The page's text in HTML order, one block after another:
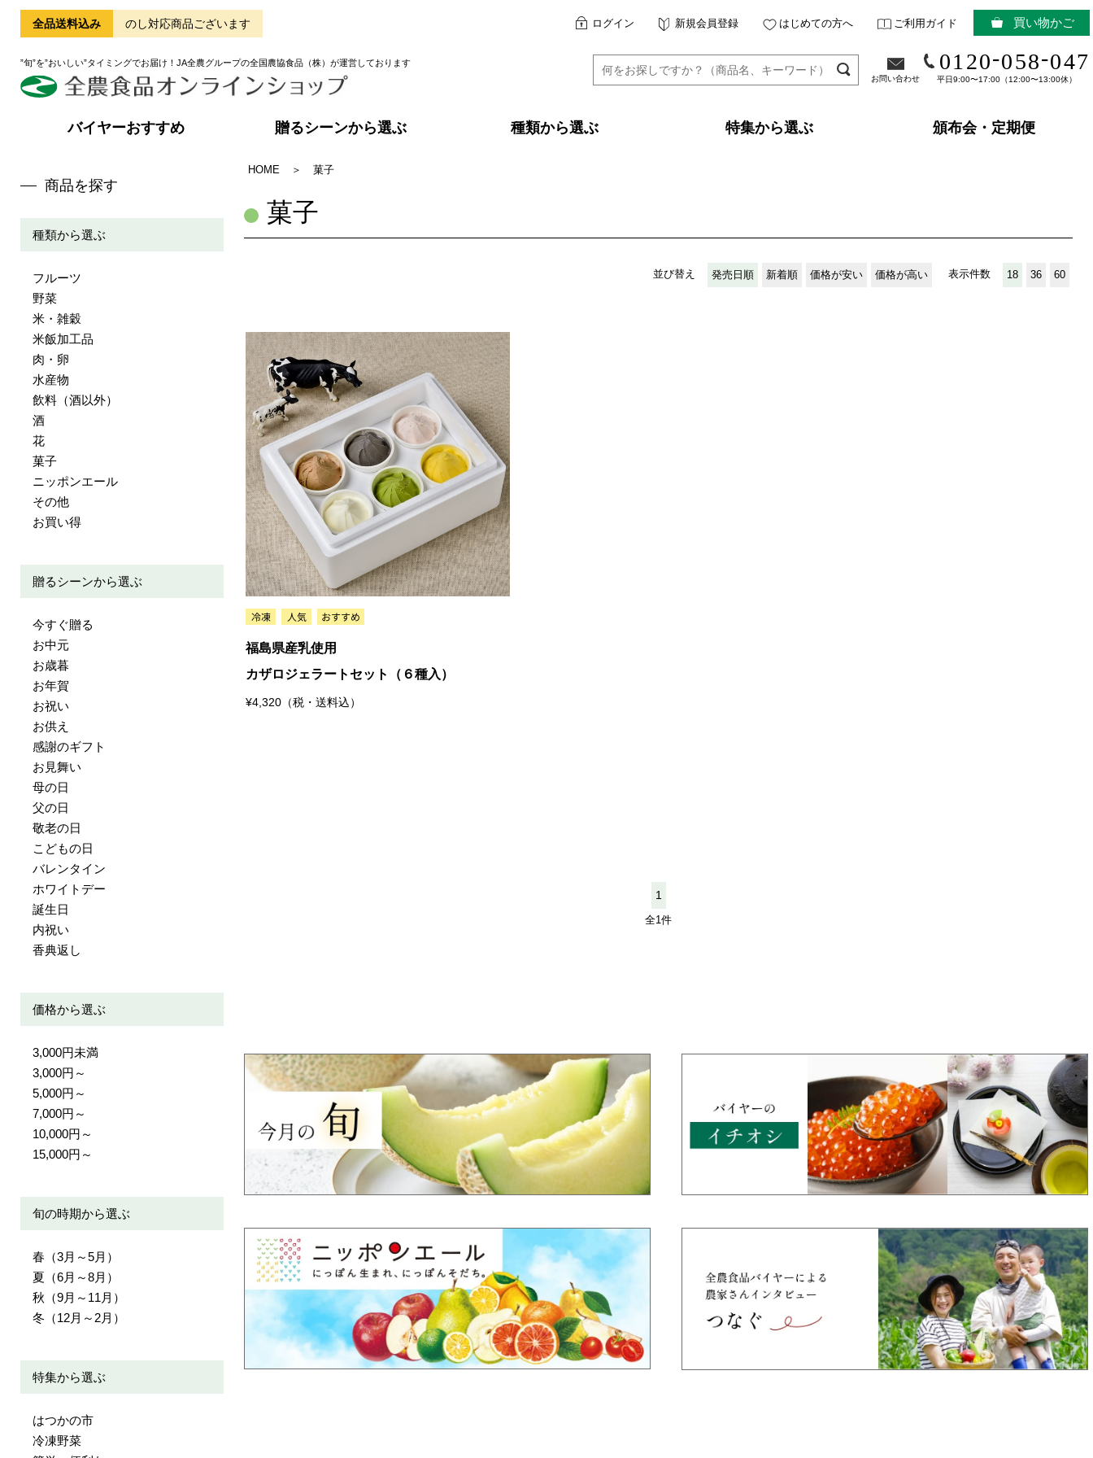
全品送料込み のし対応商品ございます
”旬”を”おいしい”タイミングでお届け！JA全農グループの全国農協食品（株）が運営しております
ログイン 新規会員登録 はじめての方へ ご利用ガイド 買い物かご
お問い合わせ
0120-058-047
平日9:00〜17:00（12:00〜13:00休）
バイヤーおすすめ 贈るシーンから選ぶ 種類から選ぶ 特集から選ぶ 頒布会・定期便
商品を探す
種類から選ぶ
フルーツ
野菜
米・雑穀
米飯加工品
肉・卵
水産物
飲料（酒以外）
酒
花
菓子
ニッポンエール
その他
お買い得
贈るシーンから選ぶ
今すぐ贈る
お中元
お歳暮
お年賀
お祝い
お供え
感謝のギフト
お見舞い
母の日
父の日
敬老の日
こどもの日
バレンタイン
ホワイトデー
誕生日
内祝い
香典返し
価格から選ぶ
3,000円未満
3,000円～
5,000円～
7,000円～
10,000円～
15,000円～
旬の時期から選ぶ
春（3月～5月）
夏（6月～8月）
秋（9月～11月）
冬（12月～2月）
特集から選ぶ
はつかの市
冷凍野菜
HOME ＞ 菓子
菓子
並び替え 発売日順 新着順 価格が安い 価格が高い 表示件数 18 36 60
福島県産乳使用
カザロジェラートセット（６種入）
¥4,320（税・送料込）
1
全1件